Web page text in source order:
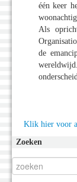
één keer
Als
de
Klik hier voor
Zoeken